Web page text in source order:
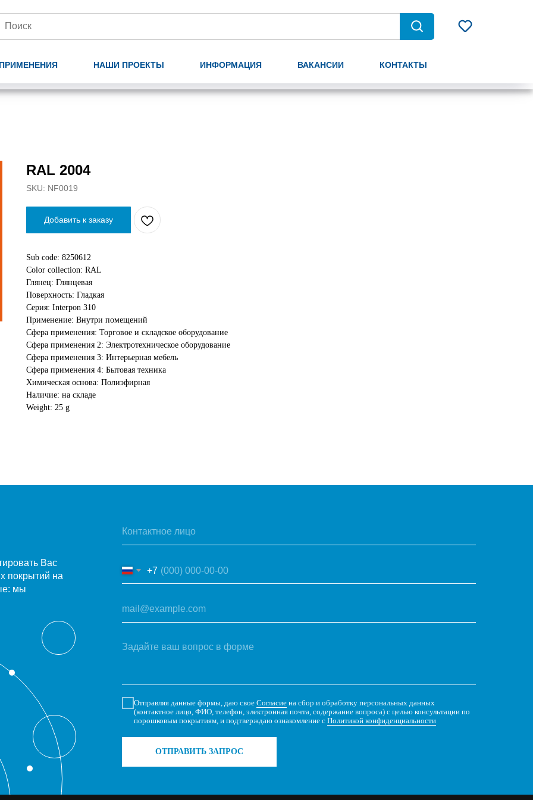
НАШИ ПРОЕКТЫ ИНФОРМАЦИЯ ВАКАНСИИ КОНТАКТЫ
RAL 2004
SKU: NF0019
Добавить к заказу
Sub code: 8250612
Color collection: RAL
Глянец: Глянцевая
Поверхность: Гладкая
Серия: Interpon 310
Применение: Внутри помещений
Сфера применения: Торговое и складское оборудование
Сфера применения 2: Электротехническое оборудование
Сфера применения 3: Интерьерная мебель
Сфера применения 4: Бытовая техника
Химическая основа: Полиэфирная
Наличие: на складе
Weight: 25 g
Вас
покрытий на
мы
+7
Отправляя данные формы, даю свое Согласие на сбор и обработку персональных данных
(контактное лицо, ФИО, телефон, электронная почта, содержание вопроса) с целью консультации по
порошковым покрытиям, и подтверждаю ознакомление с Политикой конфиденциальности
ОТПРАВИТЬ ЗАПРОС